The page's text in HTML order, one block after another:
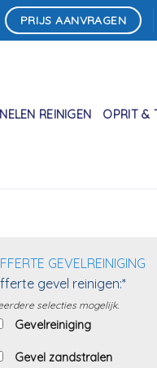
PRIJS AANVRAGEN
REINIGEN OPRIT &
GEVELREINIGING
gevel reinigen:*
selecties mogelijk.
Gevelreiniging
Gevel zandstralen